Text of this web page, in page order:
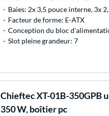
Baies: 2x 3,5 pouce interne, 3x
Facteur de forme: E-ATX
Conception du bloc
Slot pleine grandeur: 7
ChieftecXT-01B-350GPB
350 W, boîtier pc